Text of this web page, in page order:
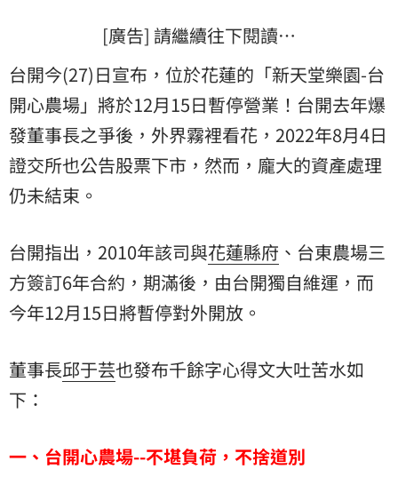
[廣告] 請繼續往下閱讀…
台開今(27)日宣布，位於花蓮的「新天堂樂園-台
開心農場」將於12月15日暫停營業！台開去年爆
發董事長之爭後，外界霧裡看花，2022年8月4日
證交所也公告股票下市，然而，龐大的資產處理
仍未結束。
台開指出，2010年該司與花蓮縣府 、台東農場三
方簽訂6年合約，期滿後，由台開獨自維運，而
今年12月15日將暫停對外開放。
董事長邱于芸也發布千餘字心得文大吐苦水如
下：
一、台開心農場--不堪負荷，不捨道別